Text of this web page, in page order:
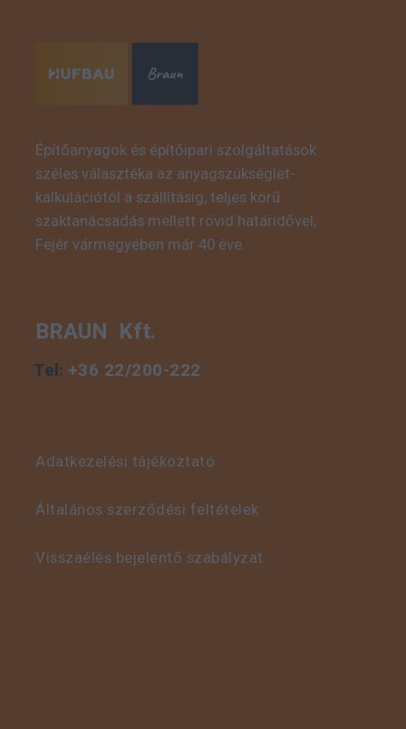
Építőanyagok és építőipari szolgáltatások
széles választéka az anyagszükséglet-
kalkulációtól a szállításig, teljes körű
szaktanácsadás mellett rövid határidővel,
Fejér vármegyében már 40 éve.
BRAUN Kft.
Tel: +36 22/200-222
Adatkezelési tájékoztató
Általános szerződési feltételek
Visszaélés bejelentő szabályzat